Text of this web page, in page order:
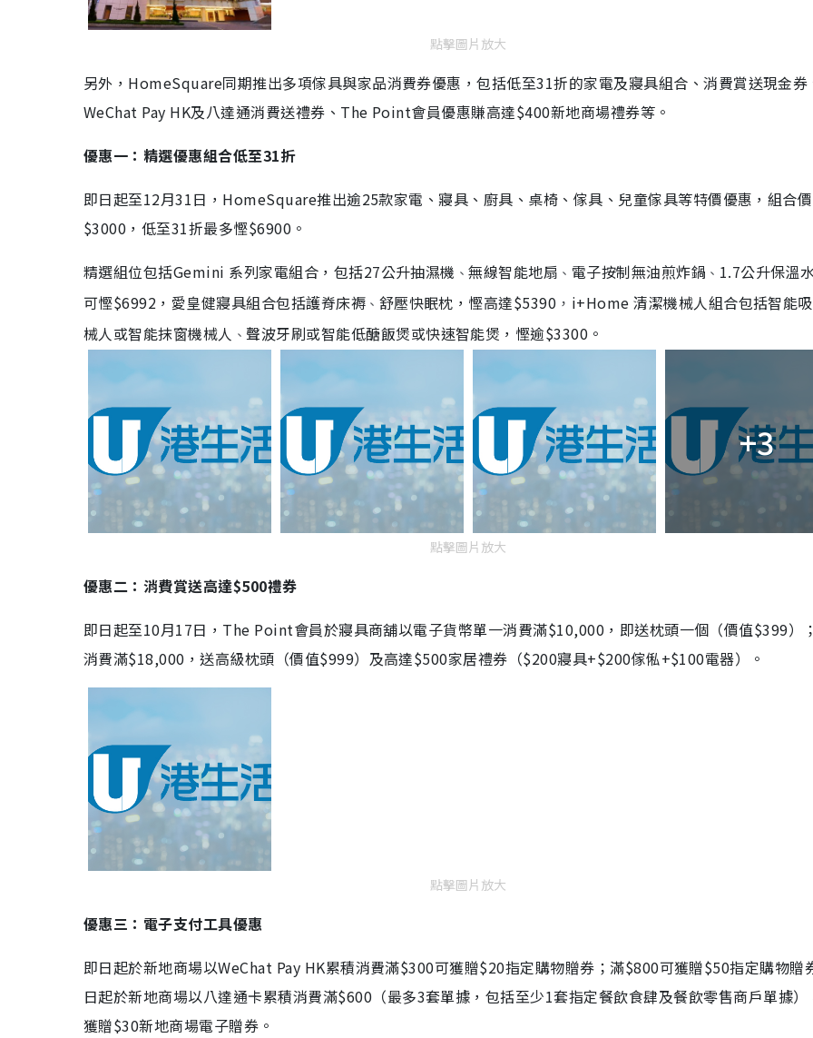
點擊圖片放大
另外，HomeSquare同期推出多項傢具與家品消費券優惠，包括低至31折的家電及寢具組合、消費賞送現金券
WeChat Pay HK及八達通消費送禮券、The Point會員優惠賺高達$400新地商場禮券等。
優惠一：精選優惠組合低至31折
即日起至12月31日，HomeSquare推出逾25款家電、寢具、廚具、桌椅、傢具、兒童傢具等特價優惠，組合
$3000，低至31折最多慳$6900。
精選組位包括Gemini 系列家電組合，包括27公升抽濕機 、無線智能地扇 、 電子按制無油煎炸鍋 、 1.7公升保溫
可慳$6992，愛皇健寢具組合包括護脊床褥 、 舒壓快眠枕，慳高達$5390 ， i+Home 清潔機械人組合包括智能
械人或智能抹窗機械人 、 聲波牙刷或智能低醣飯煲或快速智能煲，慳逾$3300。
+3
點擊圖片放大
優惠二：消費賞送高達$500禮券
即日起至10月17日，The Point會員於寢具商舖以電子貨幣單一消費滿$10,000，即送枕頭一個（價值$399）
消費滿$18,000，送高級枕頭（價值$999）及高達$500家居禮券（$200寢具+$200傢俬+$100電器）。
點擊圖片放大
優惠三：電子支付工具優惠
即日起於新地商場以WeChat Pay HK累積消費滿$300可獲贈$20指定購物贈券；滿$800可獲贈$50指定購物贈
日起於新地商場以八達通卡累積消費滿$600（最多3套單據，包括至少1套指定餐飲食肆及餐飲零售商戶單據）
獲贈$30新地商場電子贈券。